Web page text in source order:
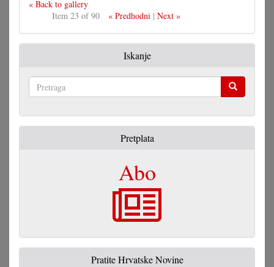
« Back to gallery
Item 23 of 90
« Predhodni| Next »
Iskanje
Pretplata
Abo
Pratite Hrvatske Novine